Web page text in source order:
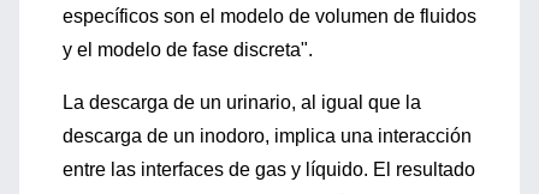
específicos son el modelo de volumen de fluidos
y el modelo de fase discreta".
La descarga de un urinario, al igual que la
descarga de un inodoro, implica una interacción
entre las interfaces de gas y líquido. El resultado